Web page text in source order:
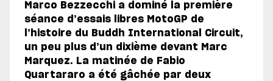
Marco Bezzecchi a dominé la première
séance d’essais libres MotoGP de
l’histoire du Buddh International Circuit,
un peu plus d’un dixième devant Marc
Marquez. La matinée de Fabio
Quartararo a été gâchée par deux